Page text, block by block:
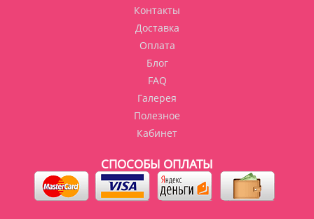
Контакты
Доставка
Оплата
Блог
FAQ
Галерея
Полезное
Кабинет
СПОСОБЫ ОПЛАТЫ